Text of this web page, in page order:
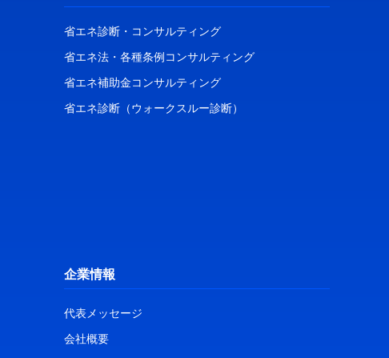
省エネ診断・コンサルティング
省エネ法・各種条例コンサルティング
省エネ補助金コンサルティング
省エネ診断（ウォークスルー診断）
企業情報
代表メッセージ
会社概要